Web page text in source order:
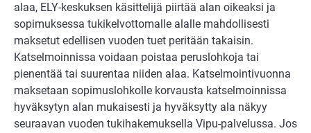
alaa, ELY-keskuksen käsittelijä piirtää alan oikeaksi ja
sopimuksessa tukikelvottomalle alalle mahdollisesti
maksetut edellisen vuoden tuet peritään takaisin.
Katselmoinnissa voidaan poistaa peruslohkoja tai
pienentää tai suurentaa niiden alaa. Katselmointivuonna
maksetaan sopimuslohkolle korvausta katselmoinnissa
hyväksytyn alan mukaisesti ja hyväksytty ala näkyy
seuraavan vuoden tukihakemuksella Vipu-palvelussa. Jos